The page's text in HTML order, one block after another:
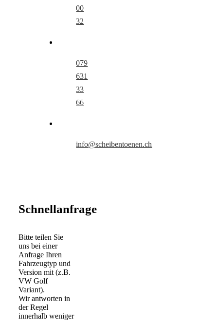
00
32
079
631
33
66
info@scheibentoenen.ch
Schnellanfrage
Bitte teilen Sie
uns bei einer
Anfrage Ihren
Fahrzeugtyp und
Version mit (z.B.
VW Golf
Variant).
Wir antworten in
der Regel
innerhalb weniger